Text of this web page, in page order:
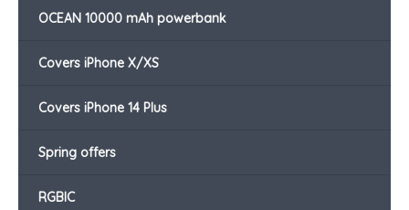
OCEAN 10000 mAh powerbank
Covers iPhone X/XS
Covers iPhone 14 Plus
Spring offers
RGBIC